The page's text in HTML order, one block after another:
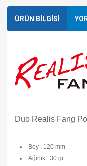
ÜRÜN BİLGİSİ
Duo Realis Fang
Boy : 120 mm
Ağırlık : 30 gr.